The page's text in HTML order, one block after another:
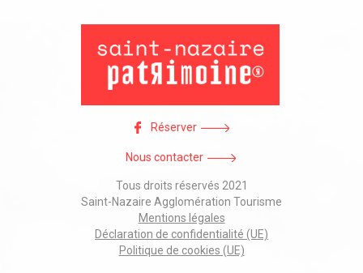
Réserver
Nous contacter
Tous droits réservés 2021
Saint-Nazaire Agglomération Tourisme
Mentions légales
Déclaration de confidentialité (UE)
Politique de cookies (UE)